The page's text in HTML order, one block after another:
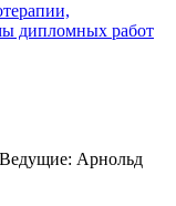
дипломных работ
Ведущие: Арнольд